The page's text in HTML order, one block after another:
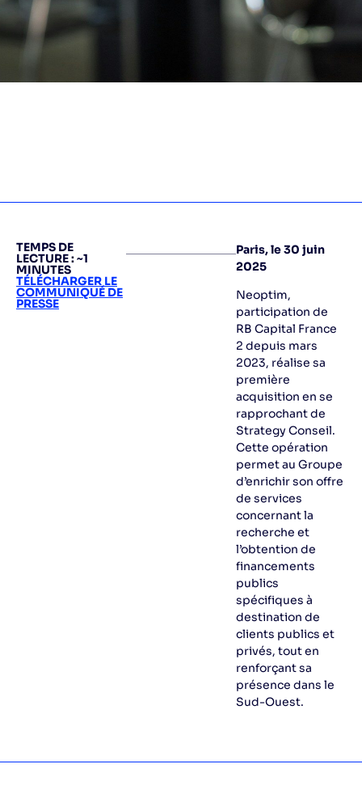
TEMPS DE
LECTURE : ~1
MINUTES
TÉLÉCHARGER LE
COMMUNIQUÉ DE
PRESSE
Paris, le 30 juin
2025
Neoptim,
participation de
RB Capital France
2 depuis mars
2023, réalise sa
première
acquisition en se
rapprochant de
Strategy Conseil.
Cette opération
permet au Groupe
d’enrichir son offre
de services
concernant la
recherche et
l’obtention de
financements
publics
spécifiques à
destination de
clients publics et
privés, tout en
renforçant sa
présence dans le
Sud-Ouest.